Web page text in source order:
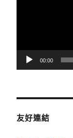
00:00
友好連結